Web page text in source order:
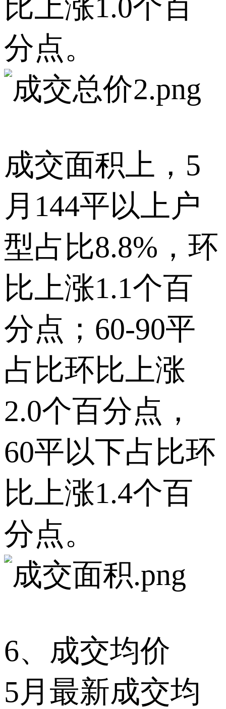
比上涨1.0个百
分点。
成交面积上，5
月144平以上户
型占比8.8%，环
比上涨1.1个百
分点；60-90平
占比环比上涨
2.0个百分点，
60平以下占比环
比上涨1.4个百
分点。
6、成交均价
5月最新成交均